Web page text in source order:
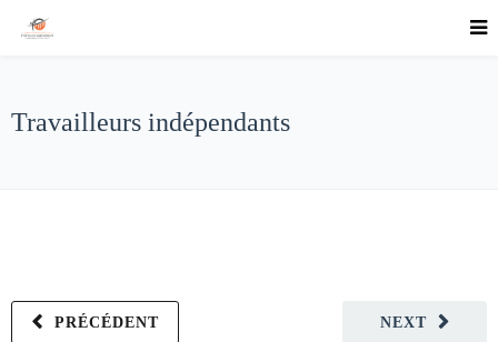
Travailleurs indépendants
NEXT
PRÉCÉDENT